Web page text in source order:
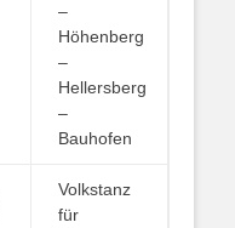
–
Höhenberg
–
Hellersberg
–
Bauhofen
Volkstanz
für